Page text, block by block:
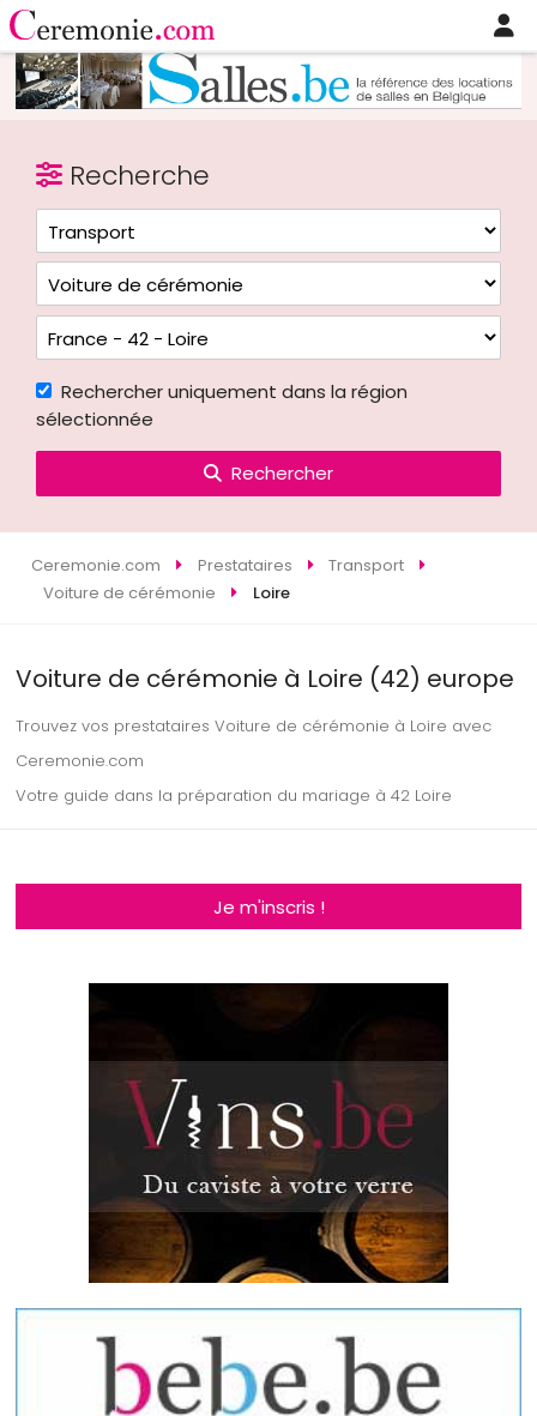
Recherche
Rechercher uniquement dans la région
sélectionnée
Rechercher
Ceremonie.com Prestataires
Transport
Voiture de cérémonie
Loire
Voiture de cérémonie à Loire (42) europe
Trouvez vos prestataires Voiture de cérémonie à Loire avec
Ceremonie.com
Votre guide dans la préparation du mariage à 42 Loire
Je m'inscris !